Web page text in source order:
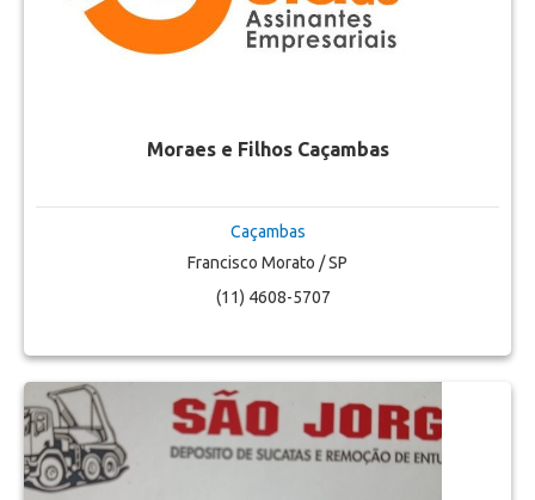
Moraes e Filhos Caçambas
Caçambas
Francisco Morato / SP
(11) 4608-5707